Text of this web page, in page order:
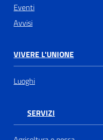
Eventi
Avvisi
VIVERE L'UNIONE
Luoghi
SERVIZI